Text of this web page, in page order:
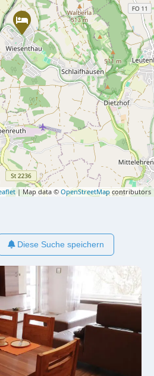
| Map data © OpenStreetMapcontributors
Diese Suche speichern